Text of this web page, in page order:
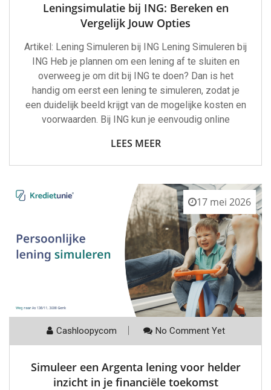
Leningsimulatie bij ING: Bereken en
Vergelijk Jouw Opties
Artikel: Lening Simuleren bij ING Lening Simuleren bij
ING Heb je plannen om een lening af te sluiten en
overweeg je om dit bij ING te doen? Dan is het
handig om eerst een lening te simuleren, zodat je
een duidelijk beeld krijgt van de mogelijke kosten en
voorwaarden. Bij ING kun je eenvoudig online
LEES MEER
17 mei 2026
Cashloopycom No Comment Yet
Simuleer een Argenta lening voor helder
inzicht in je financiële toekomst